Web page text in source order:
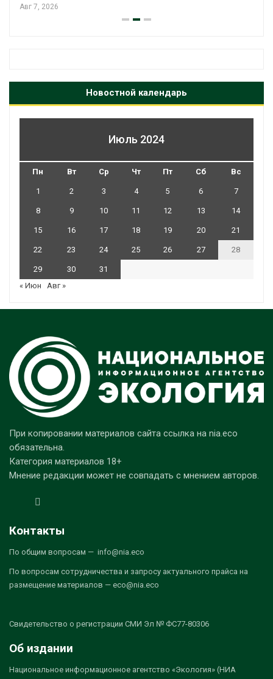
Авг 7, 2026
Новостной календарь
Июль 2024
Пн Вт Ср Чт Пт Сб Вс
1 2 3 4 5 6 7
8 9 10 11 12 13 14
15 16 17 18 19 20 21
22 23 24 25 26 27 28
29 30
31
« Июн
Авг »
При копировании материалов сайта ссылка на nia.eco
обязательна.
Категория материалов 18+
Мнение редакции может не совпадать с мнением авторов.
Контакты
По общим вопросам — info@nia.eco
По вопросам сотрудничества и запросу актуального прайса на
размещение материалов — eco@nia.eco
Свидетельство о регистрации СМИ Эл № ФС77-80306
Об издании
Национальное информационное агентство «Экология» (НИА